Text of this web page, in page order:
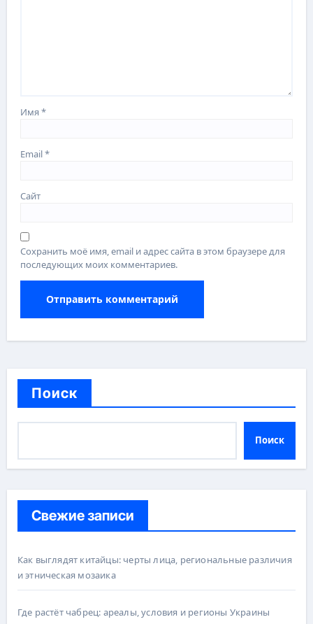
Имя*
Email*
Сайт
Сохранить моё имя, email и адрес сайта в этом браузере для
последующих моих комментариев.
Поиск
Поиск
Свежие записи
Как выглядят китайцы: черты лица, региональные различия
и этническая мозаика
Где растёт чабрец: ареалы, условия и регионы Украины